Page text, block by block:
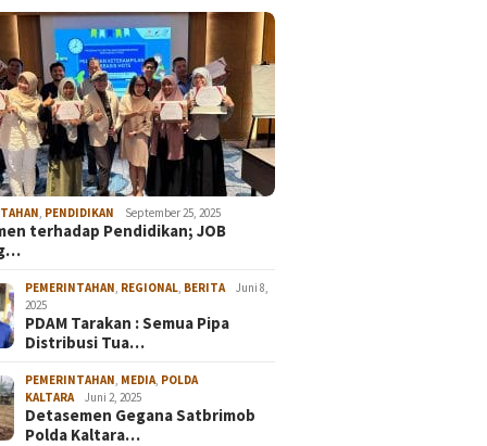
PENDIDIKAN September 25, 2025
terhadap Pendidikan; JOB
PEMERINTAHAN REGIONAL BERITA
Juni 8,
2025
PDAM Tarakan : Semua Pipa
Distribusi Tua…
PEMERINTAHAN MEDIA POLDA
KALTARA
Juni 2, 2025
Detasemen Gegana Satbrimob
Polda Kaltara…